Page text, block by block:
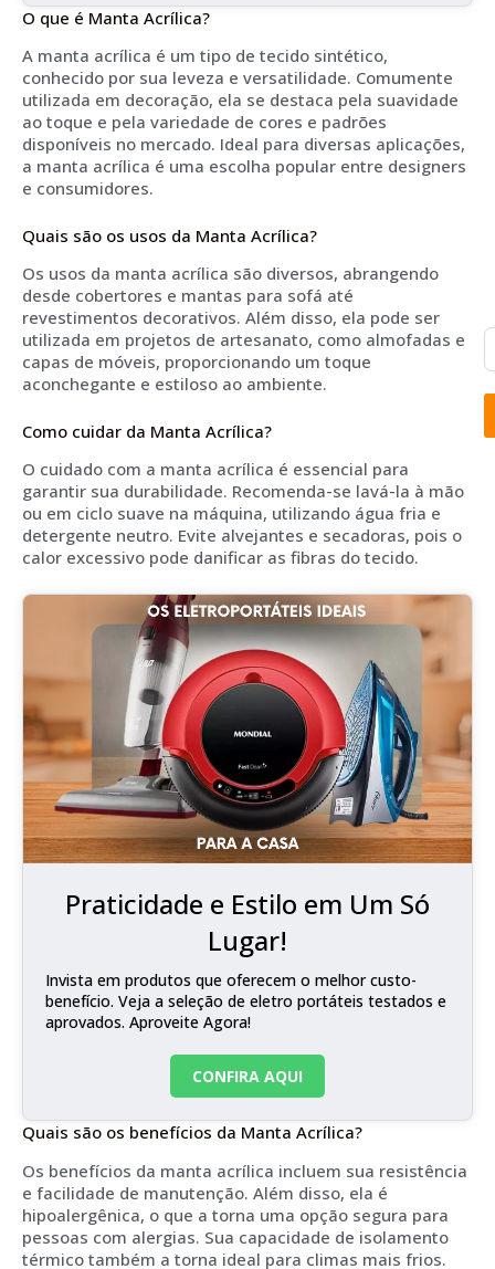
O que é Manta Acrílica?
A manta acrílica é um tipo de tecido sintético,
conhecido por sua leveza e versatilidade. Comumente
utilizada em decoração, ela se destaca pela suavidade
ao toque e pela variedade de cores e padrões
disponíveis no mercado. Ideal para diversas aplicações,
a manta acrílica é uma escolha popular entre designers
e consumidores.
Quais são os usos da Manta Acrílica?
Os usos da manta acrílica são diversos, abrangendo
desde cobertores e mantas para sofá até
revestimentos decorativos. Além disso, ela pode ser
utilizada em projetos de artesanato, como almofadas e
capas de móveis, proporcionando um toque
aconchegante e estiloso ao ambiente.
Como cuidar da Manta Acrílica?
O cuidado com a manta acrílica é essencial para
garantir sua durabilidade. Recomenda-se lavá-la à mão
ou em ciclo suave na máquina, utilizando água fria e
detergente neutro. Evite alvejantes e secadoras, pois o
calor excessivo pode danificar as fibras do tecido.
Praticidade e Estilo em Um Só
Lugar!
Invista em produtos que oferecem o melhor custo-
benefício. Veja a seleção de eletro portáteis testados e
aprovados. Aproveite Agora!
CONFIRA AQUI
Quais são os benefícios da Manta Acrílica?
Os benefícios da manta acrílica incluem sua resistência
e facilidade de manutenção. Além disso, ela é
hipoalergênica, o que a torna uma opção segura para
pessoas com alergias. Sua capacidade de isolamento
térmico também a torna ideal para climas mais frios.